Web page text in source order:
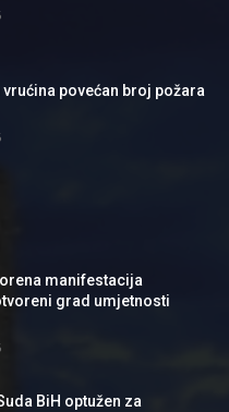
povećan broj požara
manifestacija
grad umjetnosti
BiH optužen za